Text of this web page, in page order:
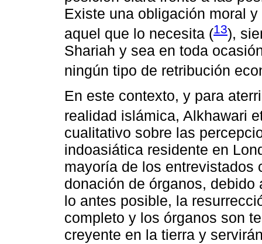
Existe una obligación moral
aquel que lo necesita (13),
Shariah y sea en toda
ningún tipo de retribución
En este contexto, y para
realidad islámica, Alkhawari
cualitativo sobre las
indoasiática residente en
mayoría de los entrevistados
donación de órganos,
lo antes posible, la
completo y los órganos son
creyente en la tierra y